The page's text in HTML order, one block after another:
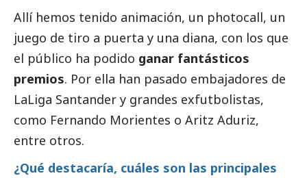
Allí hemos tenido animación, un photocall, un
juego de tiro a puerta y una diana, con los que
el público ha podido ganar fantásticos
premios. Por ella han pasado embajadores de
LaLiga Santander y grandes exfutbolistas,
como Fernando Morientes o Aritz Aduriz,
entre otros.
¿Qué destacaría, cuáles son las principales